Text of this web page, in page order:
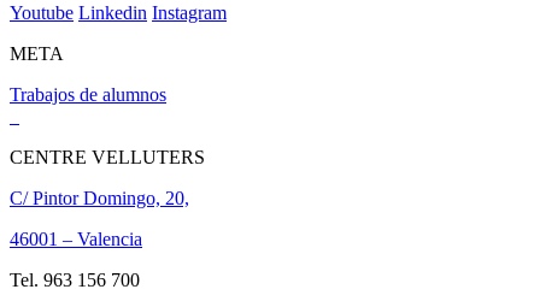
Youtube Linkedin Instagram
META
Trabajos de alumnos
CENTRE VELLUTERS
C/ Pintor Domingo, 20,
46001 – Valencia
Tel. 963 156 700